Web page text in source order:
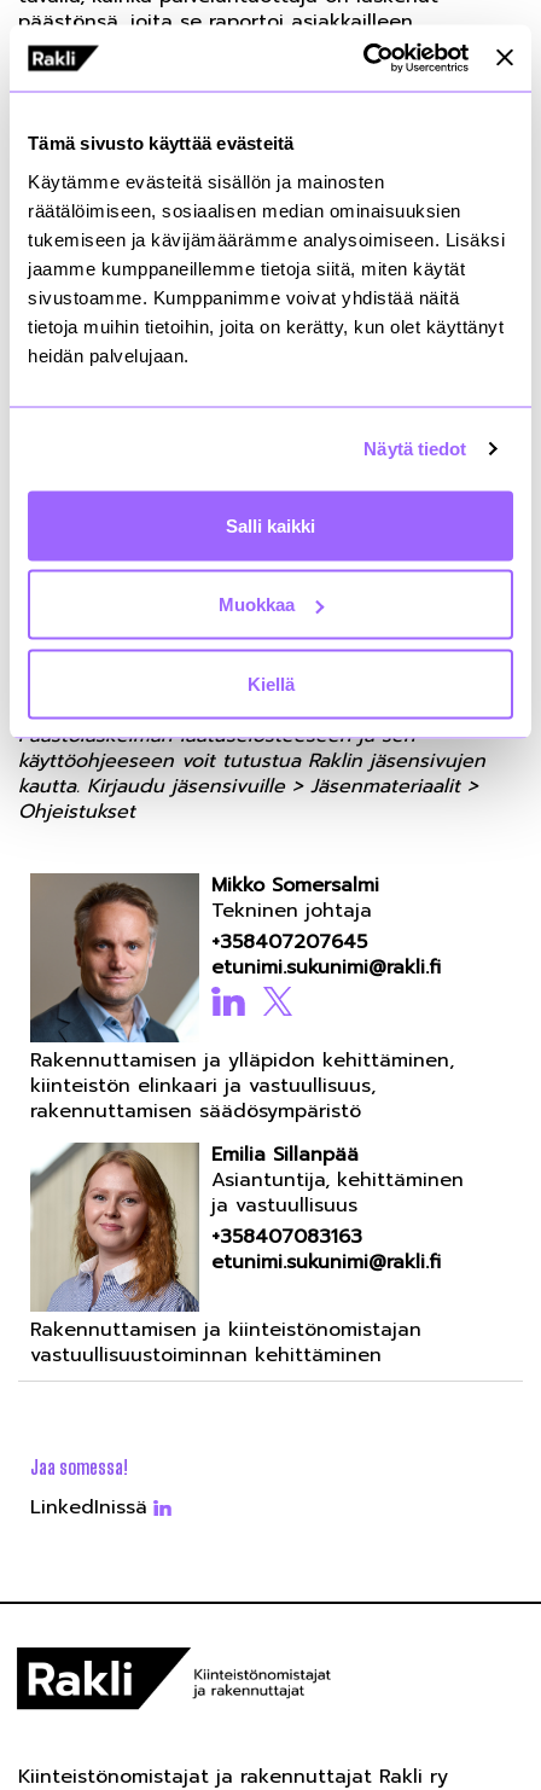
Tämä sivusto käyttää evästeitä
Käytämme evästeitä sisällön ja mainosten
räätälöimiseen, sosiaalisen median ominaisuuksien
tukemiseen ja kävijämäärämme analysoimiseen. Lisäksi
jaamme kumppaneillemme tietoja siitä, miten käytät
sivustoamme. Kumppanimme voivat yhdistää näitä
tietoja muihin tietoihin, joita on kerätty, kun olet käyttänyt
heidän palvelujaan.
Näytä tiedot
Salli kaikki
Muokkaa
Kiellä
päästönsä, joita se raportoi asiakkailleen.
Laatuseloste keskittyy suurimpiin päästöalueisiin ja
palveluntuottajan yhteistyöllä voidaan vaikuttaa.
Tällaisia päästöalueita ovat ylläpidossa käytettyjen
tuotteiden ja materiaalien päästöt sekä
kiinteistönomistajien kohteisiin ja kohteissa
kulkemiseen liittyvät päästöt.
Laatuselostetta voi hyödyntää palvelunhankinnan
kriteerien asettamisessa, palvelun sopimuskauden
aikaisessa yhteiskehittämisessä sekä eri
palveluntarjoajien tuottamien asiakaskohtaisten
päästölaskelmien vertailtavuuden parantamisessa.
Laatuseloste keskittyy Scope 3:n kategoria 1
laskentatapojen ja niiden tarkkuustason
Raklin jäseniä ja palveluntarjoajia.
Rakli suosittelee kiinteistönomistajille laatuselosteen
testaamista ja keräämme mielellämme palautetta sen
käytöstä.Päästölaskelman laatuseloste ja sen
käyttöohje löytyvät Raklin jäsensivuilta.
Päästölaskelman laatuselosteeseen ja sen
käyttöohjeeseen voit tutustua Raklin jäsensivujen
kautta. Kirjaudu jäsensivuille > Jäsenmateriaalit >
Ohjeistukset
Mikko Somersalmi
Tekninen johtaja
+358407207645
etunimi.sukunimi@rakli.fi
Rakennuttamisen ja ylläpidon kehittäminen,
kiinteistön elinkaari ja vastuullisuus,
rakennuttamisen säädösympäristö
Emilia Sillanpää
Asiantuntija, kehittäminen
ja vastuullisuus
+358407083163
etunimi.sukunimi@rakli.fi
Rakennuttamisen ja kiinteistönomistajan
vastuullisuustoiminnan kehittäminen
Jaa somessa!
LinkedInissä
Kiinteistönomistajat ja rakennuttajat Rakli ry